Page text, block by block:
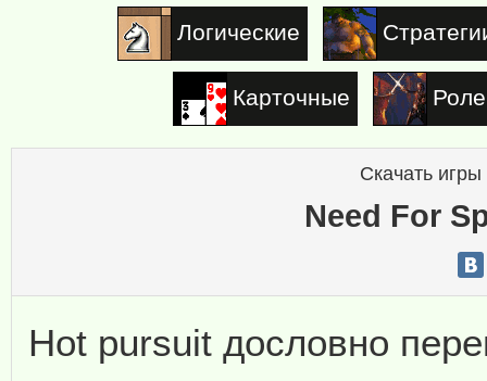
Логические
Карточные
Скачать
Need For
Hot pursuit дословно